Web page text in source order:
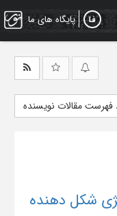
پایگاه های ما
فهرست مقالات نویسنده
شکل دهنده